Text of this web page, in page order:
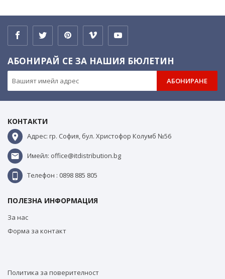
АБОНИРАЙ СЕ ЗА НАШИЯ БЮЛЕТИН
АБОНИРАНЕ
КОНТАКТИ
Адрес: гр. София, бул. Христофор Колумб №56
Имейл: office@itdistribution.bg
Телефон : 0898 885 805
ПОЛЕЗНА ИНФОРМАЦИЯ
За нас
Форма за контакт
Политика за поверителност